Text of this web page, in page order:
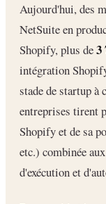
Aujourd'hui, des
NetSuite en
Shopify, plus de3
intégration
stade de startup à
entreprises tirent
Shopify et de sa
etc.) combinée
d'exécution et